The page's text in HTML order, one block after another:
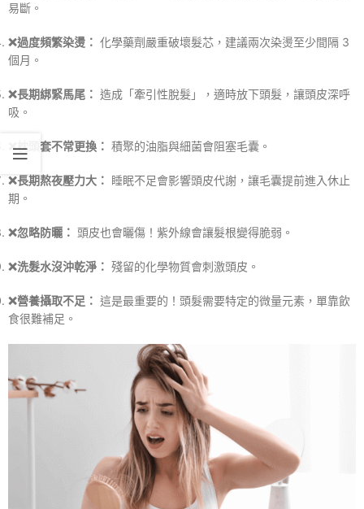
易斷。
❌過度頻繁染燙： 化學藥劑嚴重破壞髮芯，建議兩次染燙至少間隔 3
個月。
❌長期綁緊馬尾： 造成「牽引性脫髮」，適時放下頭髮，讓頭皮深呼
吸。
❌枕頭套不常更換： 積聚的油脂與細菌會阻塞毛囊。
❌長期熬夜壓力大： 睡眠不足會影響頭皮代謝，讓毛囊提前進入休止
期。
❌忽略防曬： 頭皮也會曬傷！紫外線會讓髮根變得脆弱。
❌洗髮水沒沖乾淨： 殘留的化學物質會刺激頭皮。
❌營養攝取不足： 這是最重要的！頭髮需要特定的微量元素，單靠飲
食很難補足。